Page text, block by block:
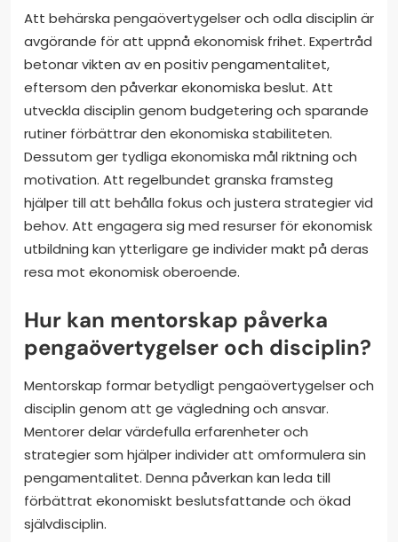
Att behärska pengaövertygelser och odla disciplin är
avgörande för att uppnå ekonomisk frihet. Expertråd
betonar vikten av en positiv pengamentalitet,
eftersom den påverkar ekonomiska beslut. Att
utveckla disciplin genom budgetering och sparande
rutiner förbättrar den ekonomiska stabiliteten.
Dessutom ger tydliga ekonomiska mål riktning och
motivation. Att regelbundet granska framsteg
hjälper till att behålla fokus och justera strategier vid
behov. Att engagera sig med resurser för ekonomisk
utbildning kan ytterligare ge individer makt på deras
resa mot ekonomisk oberoende.
Hur kan mentorskap påverka
pengaövertygelser och disciplin?
Mentorskap formar betydligt pengaövertygelser och
disciplin genom att ge vägledning och ansvar.
Mentorer delar värdefulla erfarenheter och
strategier som hjälper individer att omformulera sin
pengamentalitet. Denna påverkan kan leda till
förbättrat ekonomiskt beslutsfattande och ökad
självdisciplin.